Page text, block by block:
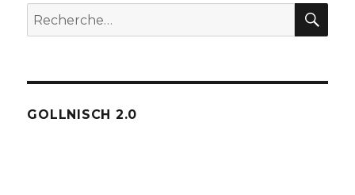
Recherche
pour :
GOLLNISCH 2.0